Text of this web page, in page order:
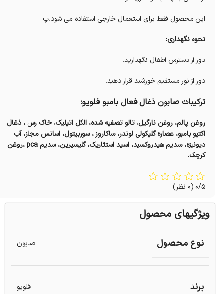
این محصول فقط برای استعمال خارجی استفاده می شود.پ
نحوه نگهداری:
دور از دسترس اطفال نگهدارید.
دور از نور مستقیم خورشید قرار دهید.
ترکیبات صابون ذغال فعال بامبو فلویو:
روغن پالم، روغن نارگیل، تالو تصفيه شده، الکل اتیلیک، خاک رس ، ذغال
اکتیو بامبو، عصاره گلیکولی لوندر، ساکاروز ، سوربیتول، اسانس مجاز، آب
دیونیزه، سدیم هیدروکسید، اسید استئاریک، گلیسیرین، سدیم pca ،روغن
کرچک.
0/5 (0 نظر)
ویژگیهای محصول
نوع محصول صابون
برند فلویو